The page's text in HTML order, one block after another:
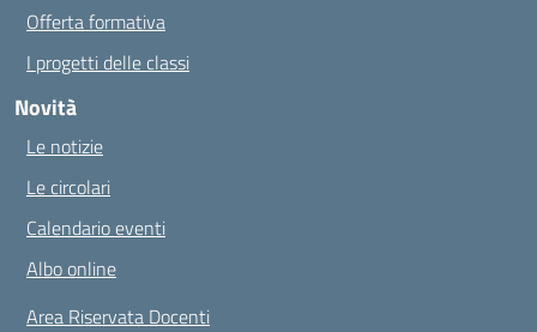
Offerta formativa
I progetti delle classi
Novità
Le notizie
Le circolari
Calendario eventi
Albo online
Area Riservata Docenti